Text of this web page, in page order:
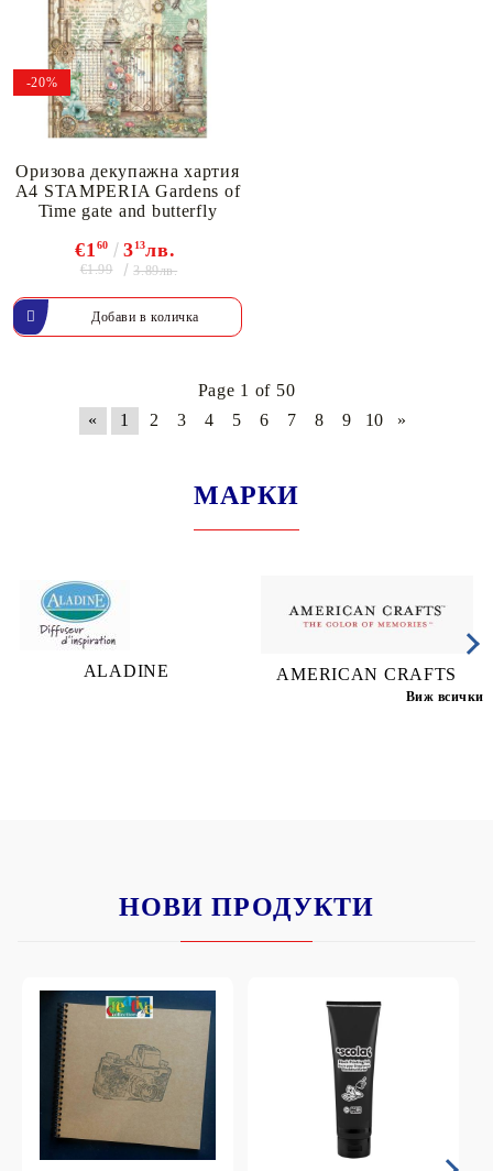
-20%
Оризова декупажна хартия
A4 STAMPERIA Gardens of
Time gate and butterfly
€1 60 313лв.
€1.99 3.89лв.
Page 1 of 50
«
1 2 3 4 5 6 7 8 9 10 »
МАРКИ
ALADINE AMERICAN CRAFTS
Виж всички
НОВИ ПРОДУКТИ